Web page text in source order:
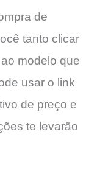
de
tanto clicar
modelo que
usar o link
de preço e
te levarão